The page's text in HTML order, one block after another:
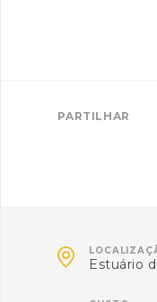
PARTILHAR
 Estuário